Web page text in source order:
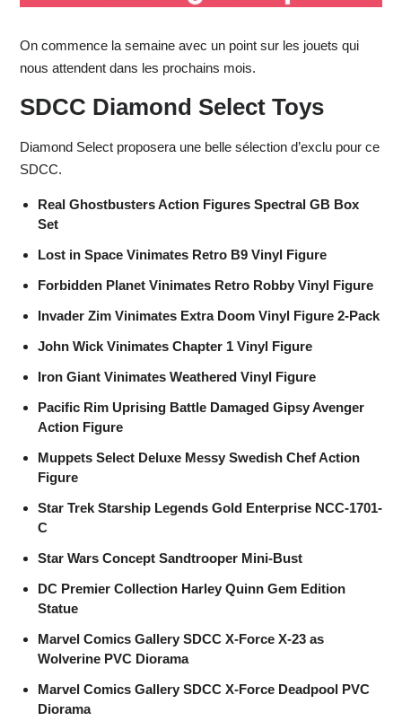
On commence la semaine avec un point sur les jouets qui
nous attendent dans les prochains mois.
SDCC Diamond Select Toys
Diamond Select proposera une belle sélection d’exclu pour ce
SDCC.
Real Ghostbusters Action Figures Spectral GB Box
Set
Lost in Space Vinimates Retro B9 Vinyl Figure
Forbidden Planet Vinimates Retro Robby Vinyl Figure
Invader Zim Vinimates Extra Doom Vinyl Figure 2-Pack
John Wick Vinimates Chapter 1 Vinyl Figure
Iron Giant Vinimates Weathered Vinyl Figure
Pacific Rim Uprising Battle Damaged Gipsy Avenger
Action Figure
Muppets Select Deluxe Messy Swedish Chef Action
Figure
Star Trek Starship Legends Gold Enterprise NCC-1701-
C
Star Wars Concept Sandtrooper Mini-Bust
DC Premier Collection Harley Quinn Gem Edition
Statue
Marvel Comics Gallery SDCC X-Force X-23 as
Wolverine PVC Diorama
Marvel Comics Gallery SDCC X-Force Deadpool PVC
Diorama